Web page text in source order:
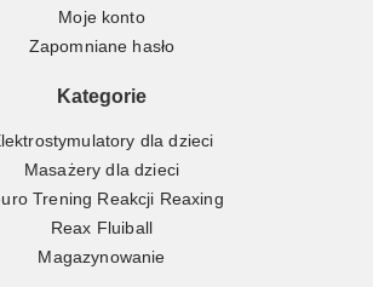
Moje konto
Zapomniane hasło
Kategorie
dla dzieci
Masażery dla dzieci
Trening Reakcji Reaxing
Reax Fluiball
Magazynowanie